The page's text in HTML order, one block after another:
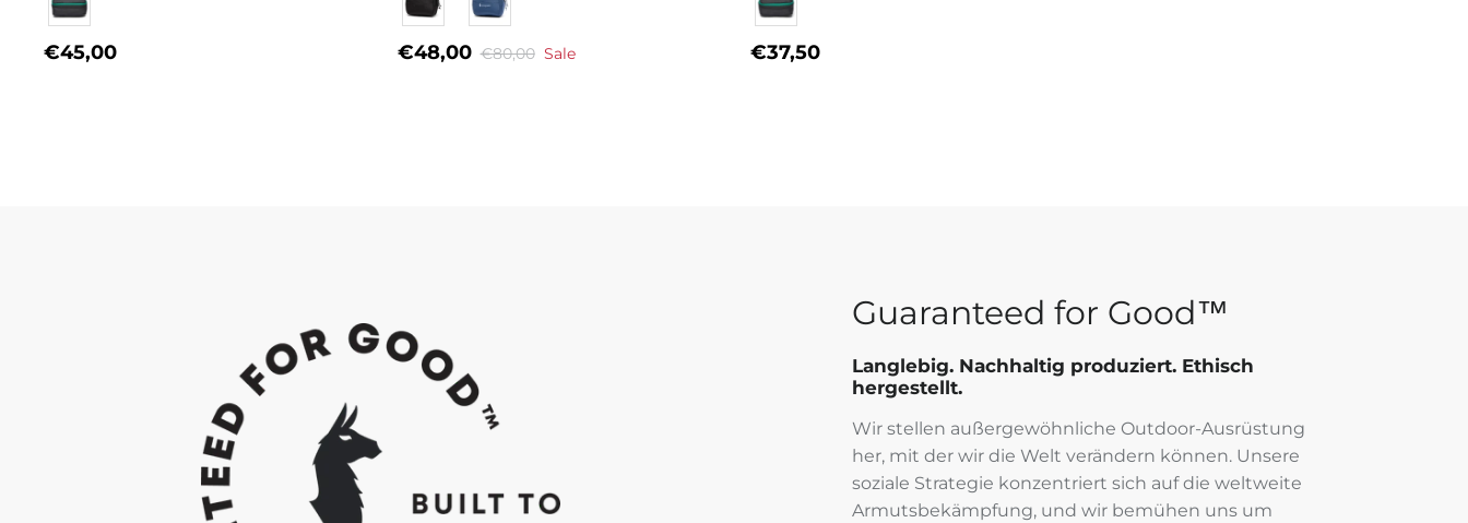
€45,00 €48,00 €80,00 Sale €37,50
Guaranteed for Good™
Langlebig. Nachhaltig produziert. Ethisch
hergestellt.
Wir stellen außergewöhnliche Outdoor-Ausrüstung
her, mit der wir die Welt verändern können. Unsere
soziale Strategie konzentriert sich auf die weltweite
Armutsbekämpfung, und wir bemühen uns um